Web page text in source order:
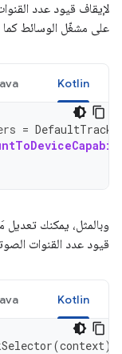
لإيقاف قيود عدد
على مشغّل الوسائط
Kotlin
=
وبالمثل، يمكنك تعديل
قيود عدد القنوات
Kotlin
(context)